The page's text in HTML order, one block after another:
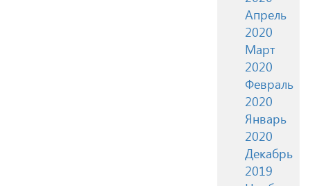
Апрель
2020
Март
2020
Февраль
2020
Январь
2020
Декабрь
2019